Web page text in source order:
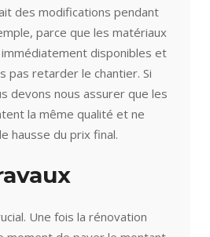
des modifications pendant
parce que les matériaux
disponibles et
pas retarder le chantier. Si
devons nous assurer que les
la même qualité et ne
hausse du prix final.
Une fois la rénovation